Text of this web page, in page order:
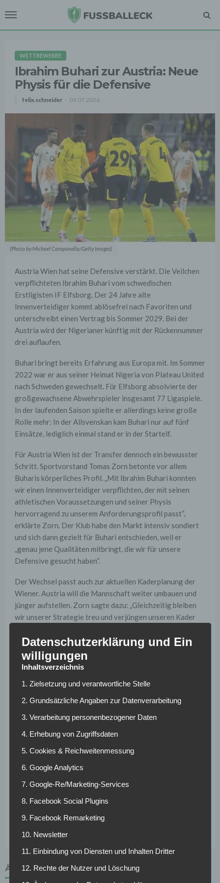
WETTBEWERBE
Ibrahim Buhari zur Austria: Neue
Physis für die Defensive
felix.schneider 09.07.2026
(Photo by Michael Campanella/Getty Images)
Austria Wien hat seine Defensive verstärkt. Die Veilchen
verpflichteten Ibrahim Buhari vom schwedischen
Erstligisten IF Elfsborg. Der 24 Jahre alte
Innenverteidiger kommt ablösefrei nach Favoriten und
unterschreibt einen Vertrag bis Sommer 2029. Bei der
Austria wird der Nigerianer künftig mit der Rückennummer
drei auflaufen.
Buhari bringt bereits Erfahrung aus Europa mit. Im Sommer
2022 war er aus seiner Heimat Nigeria von Plateau United
nach Schweden gewechselt. Für Elfsborg absolvierte der
großgewachsene Abwehrspieler insgesamt 77 Ligaspiele.
In der laufenden Saison spielte er allerdings keine große
Rolle mehr: In der Allsvenskan kam Buhari nur auf fünf
Einsätze, lediglich einmal stand er in der Startelf.
Für Austria Wien ist der Transfer dennoch ein bewusster
Schritt. Sportvorstand Tomas Zorn betonte vor allem
Buharis körperliches Profil. „Mit Ibrahim Buhari konnten
wir einen Innenverteidiger verpflichten, der mit seinen
athletischen Voraussetzungen und seiner Physis
hervorragend zu unserem Anforderungsprofil passt“,
erklärte Zorn. Der Klub habe den Markt intensiv sondiert
und sich dann gezielt für Buhari entschieden, weil er
„genau jene Qualitäten mitbringt, die wir für unsere
Defensive gesucht haben“.
Der Wechsel passt auch zur aktuellen Kaderplanung der
Wiener. Austria will die Mannschaft weiter umbauen und
jünger aufstellen. Zorn sagte dazu: „Gleichzeitig bleiben
wir unserer Strategie treu und verjüngen unseren Kader
„sportlich wie menschlich hervorragend zu Austria Wien
passt“ und die Mannschaft bereichern werde.
beweisen muss. Nach seiner Reservistenzeit in Schweden
erhält er in Wien die Chance, wieder regelmäßiger
etablieren. Für die Austria ist er ein Spieler mit klaren
Stärken: Größe, Athletik, Zweikampfkraft und
Bereits am Mittwoch sollte Buhari erstmals mit seinen
Transfer ein Neustart: Austria bekommt zusätzliche
Stabilität im Abwehrzentrum, Buhari die Möglichkeit, seine
ÄHNLICHE ARTIKEL
Datenschutzerklärung und Ein
willigungen
Inhaltsverzeichnis
1. Zielsetzung und verantwortliche Stelle
2. Grundsätzliche Angaben zur Datenverarbeitung
3. Verarbeitung personenbezogener Daten
4. Erhebung von Zugriffsdaten
5. Cookies & Reichweitenmessung
6. Google Analytics
7. Google-Re/Marketing-Services
8. Facebook Social Plugins
9. Facebook Remarketing
10. Newsletter
11. Einbindung von Diensten und Inhalten Dritter
12. Rechte der Nutzer und Löschung